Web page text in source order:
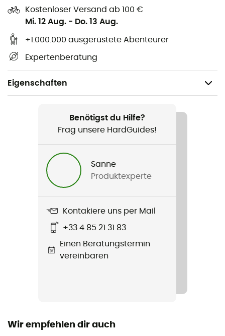
Kostenloser Versand ab 100 €
Mi. 12 Aug. - Do. 13 Aug.
+1.000.000 ausgerüstete Abenteurer
Expertenberatung
Eigenschaften
Klettern / Mehrseillängen-Klettern / Canyoning /
Benötigst du Hilfe?
Frag unsere HardGuides!
Sanne
Produktexperte
Kontakiere uns per Mail
+33 4 85 21 31 83
Einen Beratungstermin
vereinbaren
Wir empfehlen dir auch